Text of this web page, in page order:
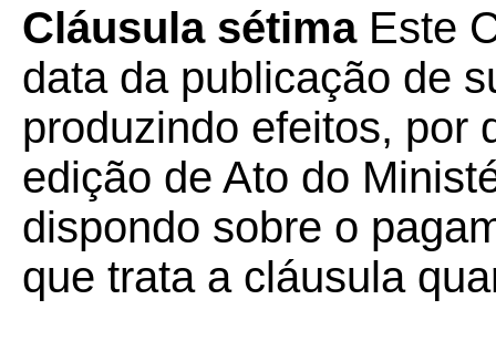
Cláusula sétimaEste
data da publicação de
produzindo efeitos, por
edição de Ato do
dispondo sobre o
que trata a cláusula